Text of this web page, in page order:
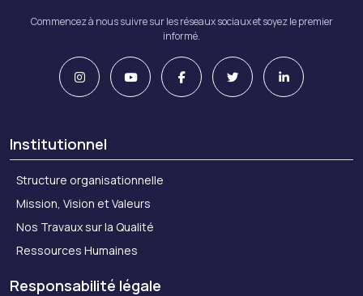
Commencez à nous suivre sur les réseaux sociaux et soyez le premier
informé.
Institutionnel
Structure organisationnelle
Mission, Vision et Valeurs
Nos Travaux sur la Qualité
Ressources Humaines
Responsabilité légale